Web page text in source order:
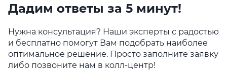
Дадим ответы за 5 минут!
Нужна консультация? Наши эксперты с радостью
и бесплатно помогут Вам подобрать наиболее
оптимальное решение. Просто заполните заявку
либо позвоните нам в колл-центр!